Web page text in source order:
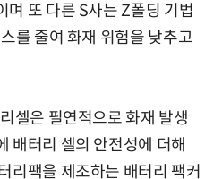
며 또 다른 S사는 Z폴딩 기법
를 줄여 화재 위험을 낮추고
셀은 필연적으로 화재 발생
배터리 셀의 안전성에 더해
리팩을 제조하는 배터리 팩커